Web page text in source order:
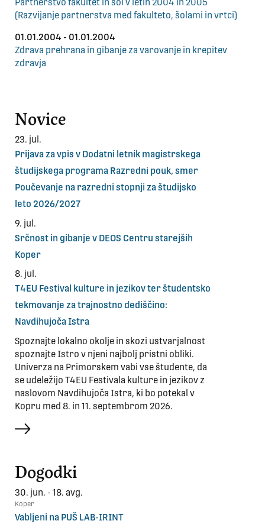
Partnerstvo fakultet in šol v letih 2004 in 2005
(Razvijanje partnerstva med fakulteto, šolami in vrtci)
01.01.2004 - 01.01.2004
Zdrava prehrana in gibanje za varovanje in krepitev
zdravja
Novice
23. jul.
Prijava za vpis v Dodatni letnik magistrskega
študijskega programa Razredni pouk, smer
Poučevanje na razredni stopnji za študijsko
leto 2026/2027
9. jul.
Srčnost in gibanje v DEOS Centru starejših
Koper
8. jul.
T4EU Festival kulture in jezikov ter študentsko
tekmovanje za trajnostno dediščino:
Navdihujoča Istra
Spoznajte lokalno okolje in skozi ustvarjalnost
spoznajte Istro v njeni najbolj pristni obliki.
Univerza na Primorskem vabi vse študente, da
se udeležijo T4EU Festivala kulture in jezikov z
naslovom Navdihujoča Istra, ki bo potekal v
Kopru med 8. in 11. septembrom 2026.
več
Dogodki
30. jun. - 18. avg.
Koper
Vabljeni na PUŠ LAB-IRINT